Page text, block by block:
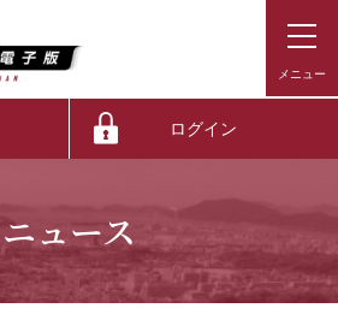
ログイン
ニュース